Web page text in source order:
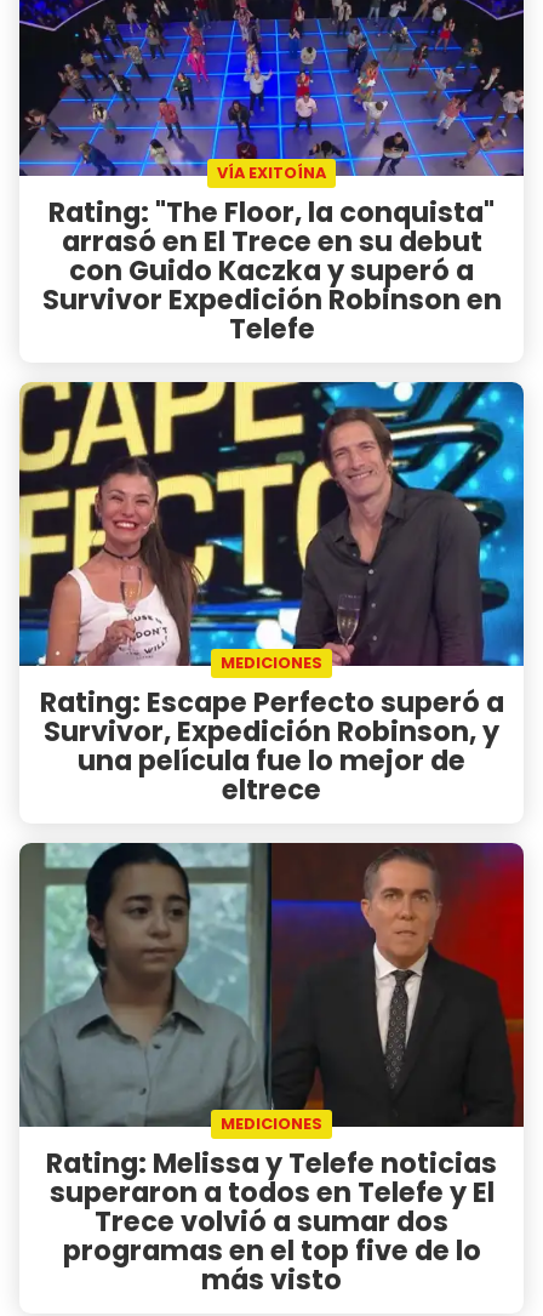
VÍA EXITOÍNA
Rating: "The Floor, la conquista"
arrasó en El Trece en su debut
con Guido Kaczka y superó a
Survivor Expedición Robinson en
Telefe
MEDICIONES
Rating: Escape Perfecto superó a
Survivor, Expedición Robinson, y
una película fue lo mejor de
eltrece
MEDICIONES
Rating: Melissa y Telefe noticias
superaron a todos en Telefe y El
Trece volvió a sumar dos
programas en el top five de lo
más visto